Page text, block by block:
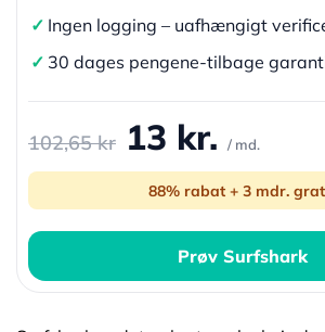
✓ Ingen logging – uafhængigt
✓ 30 dages pengene-tilbage
102,65 kr 13 kr. / md.
88% rabat + 3 mdr.
Prøv Surfshark